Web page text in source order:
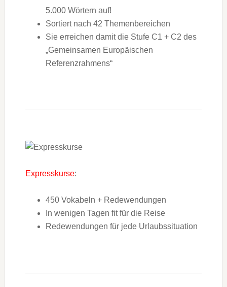
5.000 Wörtern auf!
Sortiert nach 42 Themenbereichen
Sie erreichen damit die Stufe C1 + C2 des
„Gemeinsamen Europäischen
Referenzrahmens“
Expresskurse:
450 Vokabeln + Redewendungen
In wenigen Tagen fit für die Reise
Redewendungen für jede Urlaubssituation